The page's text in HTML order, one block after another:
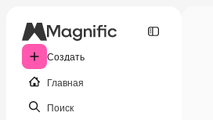
Создать
Главная
Поиск